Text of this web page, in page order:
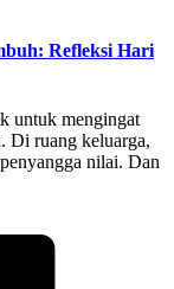
Refleksi Hari
untuk mengingat
Di ruang keluarga,
nilai. Dan